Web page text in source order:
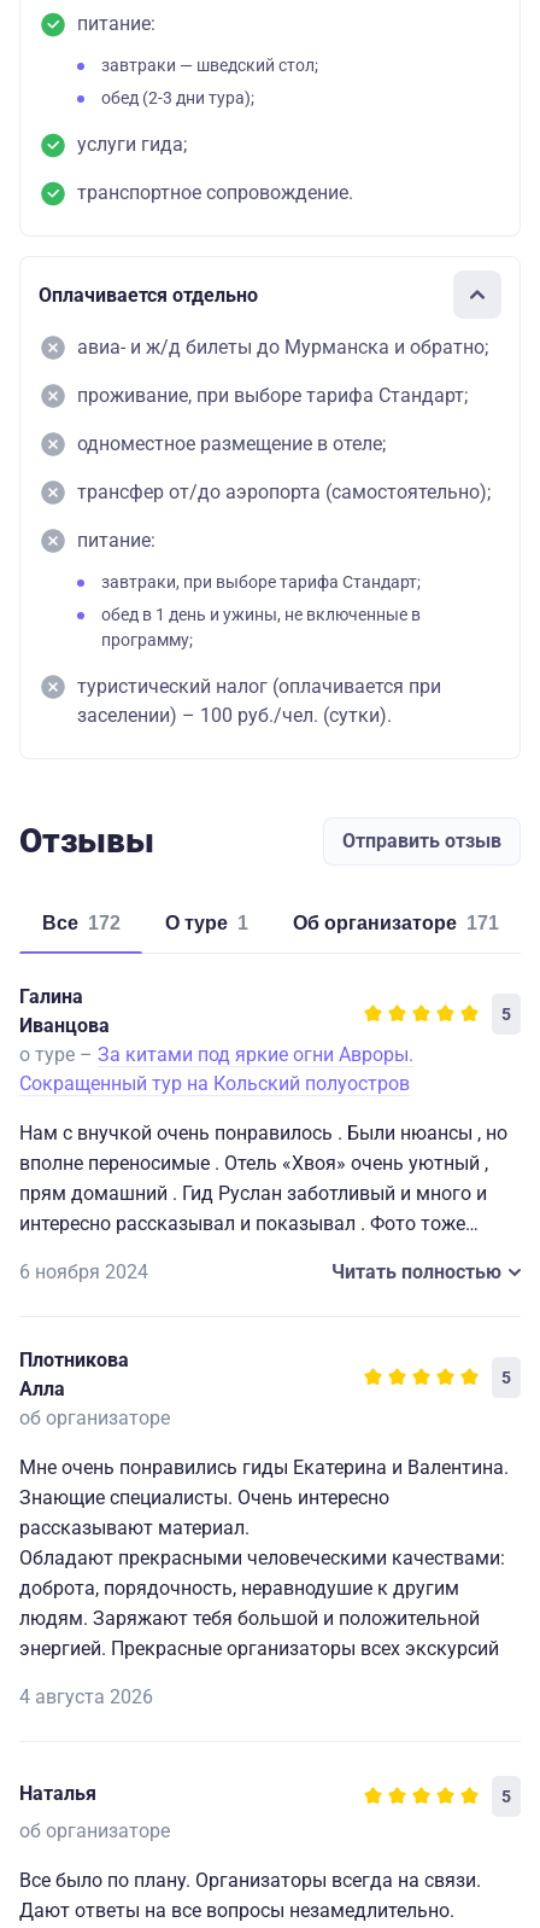
питание:
завтраки — шведский стол;
обед (2-3 дни тура);
услуги гида;
транспортное сопровождение.
Оплачивается отдельно
авиа- и ж/д билеты до Мурманска и обратно;
проживание, при выборе тарифа Стандарт;
одноместное размещение в отеле;
трансфер от/до аэропорта (самостоятельно);
питание:
завтраки, при выборе тарифа Стандарт;
обед в 1 день и ужины, не включенные в
программу;
туристический налог (оплачивается при
заселении) – 100 руб./чел. (сутки).
Отзывы Отправить отзыв
Все 172 о туре 1 об организаторе 171
Галина
Иванцова
5
о туре – За китами под яркие огни Авроры.
Сокращенный тур на Кольский полуостров
Нам с внучкой очень понравилось . Были нюансы , но
вполне переносимые . Отель «Хвоя» очень уютный ,
прям домашний . Гид Руслан заботливый и много и
интересно рассказывал и показывал . Фото тоже
этническую деревню были изумительные виды мимо
Оксану , а он бы приостановился и фото бы были .
Препротивная попалась группа , в глаза улыбались , а
потом почти все вылили ушат грязи на организаторов
и мне даже обидно , что старания их были так низко
оценены , что совсем не так . Еще посетую , что очень
дорого ( обеды , экскурсия по городу ) . В основном
желаю всем здоровья , фирме процветания , тур буду
рекомендовать .
6 ноября 2024 Читать полностью
Плотникова
Алла
5
об организаторе
Мне очень понравились гиды Екатерина и Валентина.
Знающие специалисты. Очень интересно
рассказывают материал.
Обладают прекрасными человеческими качествами:
доброта, порядочность, неравнодушие к другим
людям. Заряжают тебя большой и положительной
энергией. Прекрасные организаторы всех экскурсий
4 августа 2026
Наталья 5
об организаторе
Все было по плану. Организаторы всегда на связи.
Дают ответы на все вопросы незамедлительно.